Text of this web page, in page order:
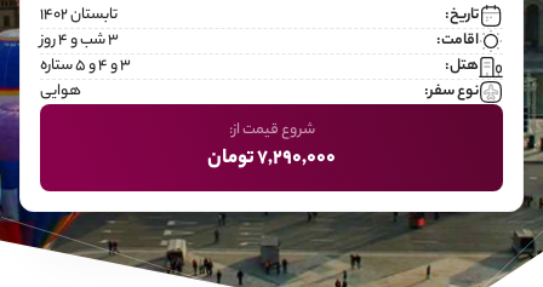
تاریخ:
تابستان 1402
اقامت:
3 شب و 4 روز
هتل:
۳ و ۴ و ۵ ستاره
نوع سفر:
هوایی
شروع قیمت از:
7,290,000 تومان